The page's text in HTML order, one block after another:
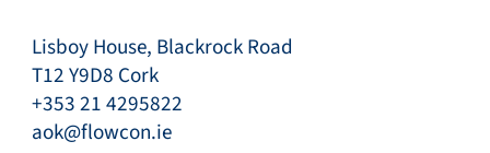
Lisboy House, Blackrock Road
T12 Y9D8 Cork
+353 21 4295822
aok@flowcon.ie